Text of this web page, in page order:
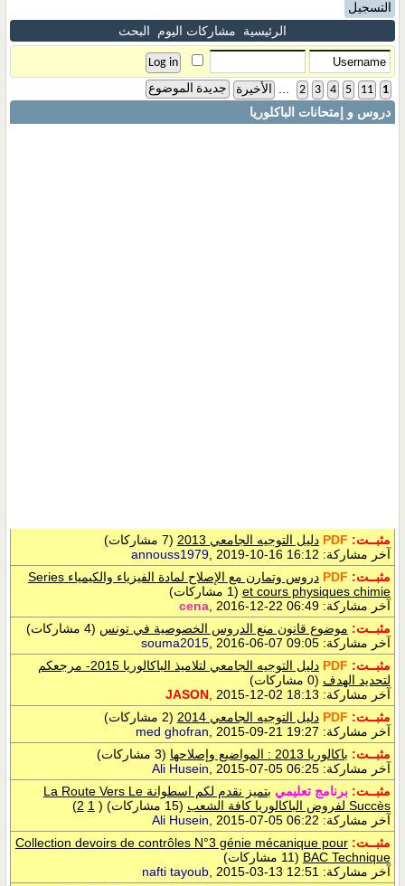
التسجيل
الرئيسية
مشاركات اليوم البحث
1
2 3 4 5 11 الأخيرة جديدة الموضوع
دروس و إمتحانات الباكلوريا
مثبــت: PDF دليل التوجيه الجامعي 2013
(7 مشاركات)
آخر مشاركة:
annouss1979, 2019-10-16 16:12
مثبــت: PDF
دروس وتمارن مع الإصلاح لمادة الفيزياء والكيمياء Series
et cours physiques chimie (1 مشاركات)
آخر مشاركة:
cena, 2016-12-22 06:49
مثبــت: موضوع قانون منع الدروس الخصوصية في تونس (4 مشاركات)
آخر مشاركة:
souma2015, 2016-06-07 09:05
مثبــت: PDF
دليل التوجيه الجامعي لتلاميذ الباكالوريا 2015- مرجعكم
لتحديد الهدف (0 مشاركات)
آخر مشاركة:
JASON, 2015-12-02 18:13
مثبــت: PDF دليل التوجيه الجامعي 2014
(2 مشاركات)
آخر مشاركة:
med ghofran , 2015-09-21 19:27
مثبــت: باكالوريا 2013 : المواضيع وإصلاحها
(3 مشاركات)
آخر مشاركة:
Ali Husein , 2015-07-05 06:25
مثبــت: برنامج تعليمي
بتميز نقدم لكم اسطوانة La Route Vers Le
Succès لفروض الباكالوريا كافة الشعب
(15 مشاركات) (
1
2
)
آخر مشاركة:
Ali Husein , 2015-07-05 06:22
مثبــت: Collection devoirs de contrôles N°3 génie mécanique pour
BAC Technique (11 مشاركات)
آخر مشاركة:
nafti tayoub, 2015-03-13 12:51